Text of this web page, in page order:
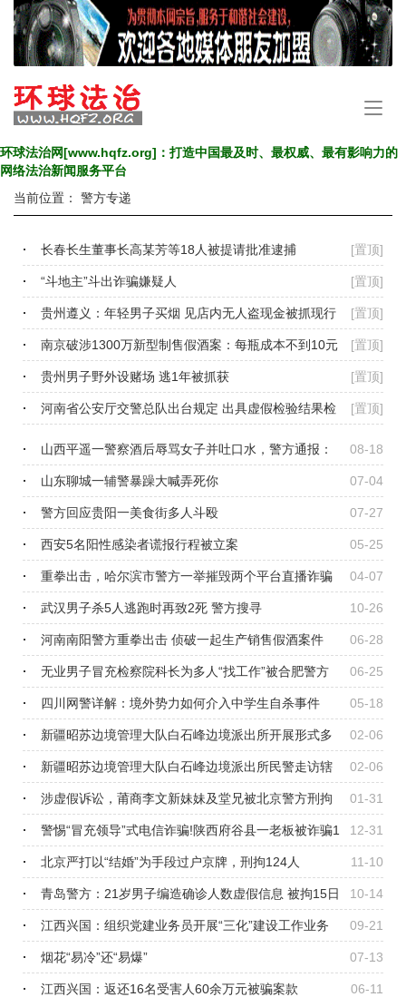
手
航
环球法治网[www.hqfz.org]：打造中国最及时、最权威、最有影响力的
网络法治新闻服务平台
当前位置： 警方专递
[置顶]
长春长生董事长高某芳等18人被提请批准逮捕
[置顶]
“斗地主”斗出诈骗嫌疑人
[置顶]
贵州遵义：年轻男子买烟 见店内无人盗现金被抓现行
[置顶]
南京破涉1300万新型制售假酒案：每瓶成本不到10元
[置顶]
贵州男子野外设赌场 逃1年被抓获
[置顶]
河南省公安厅交警总队出台规定 出具虚假检验结果检
验资格将被撤
08-18
山西平遥一警察酒后辱骂女子并吐口水，警方通报：
辞退 07-04
山东聊城一辅警暴躁大喊弄死你
07-27
警方回应贵阳一美食街多人斗殴
05-25
西安5名阳性感染者谎报行程被立案
04-07
重拳出击，哈尔滨市警方一举摧毁两个平台直播诈骗
公司 10-26
武汉男子杀5人逃跑时再致2死 警方搜寻
06-28
河南南阳警方重拳出击 侦破一起生产销售假酒案件
06-25
无业男子冒充检察院科长为多人“找工作”被合肥警方
刑拘 05-18
四川网警详解：境外势力如何介入中学生自杀事件
02-06
新疆昭苏边境管理大队白石峰边境派出所开展形式多
样的禁毒宣传活动 02-06
新疆昭苏边境管理大队白石峰边境派出所民警走访辖
区孤寡老人 01-31
涉虚假诉讼，莆商李文新妹妹及堂兄被北京警方刑拘
12-31
警惕“冒充领导”式电信诈骗!陕西府谷县一老板被诈骗1
0万元 11-10
北京严打以“结婚”为手段过户京牌，刑拘124人
10-14
青岛警方：21岁男子编造确诊人数虚假信息 被拘15日
09-21
江西兴国：组织党建业务员开展“三化”建设工作业务
培训 07-13
烟花“易冷”还“易爆”
06-11
江西兴国：返还16名受害人60余万元被骗案款